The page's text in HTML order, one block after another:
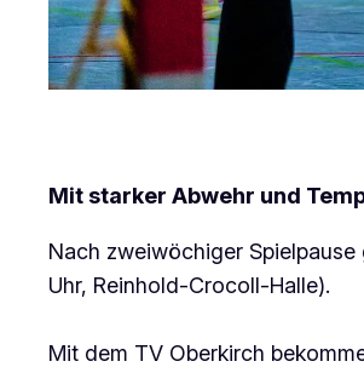
Mit starker Abwehr und
Nach zweiwöchiger
Uhr, Reinhold-Crocoll-Halle).
Mit dem TV Oberkirch